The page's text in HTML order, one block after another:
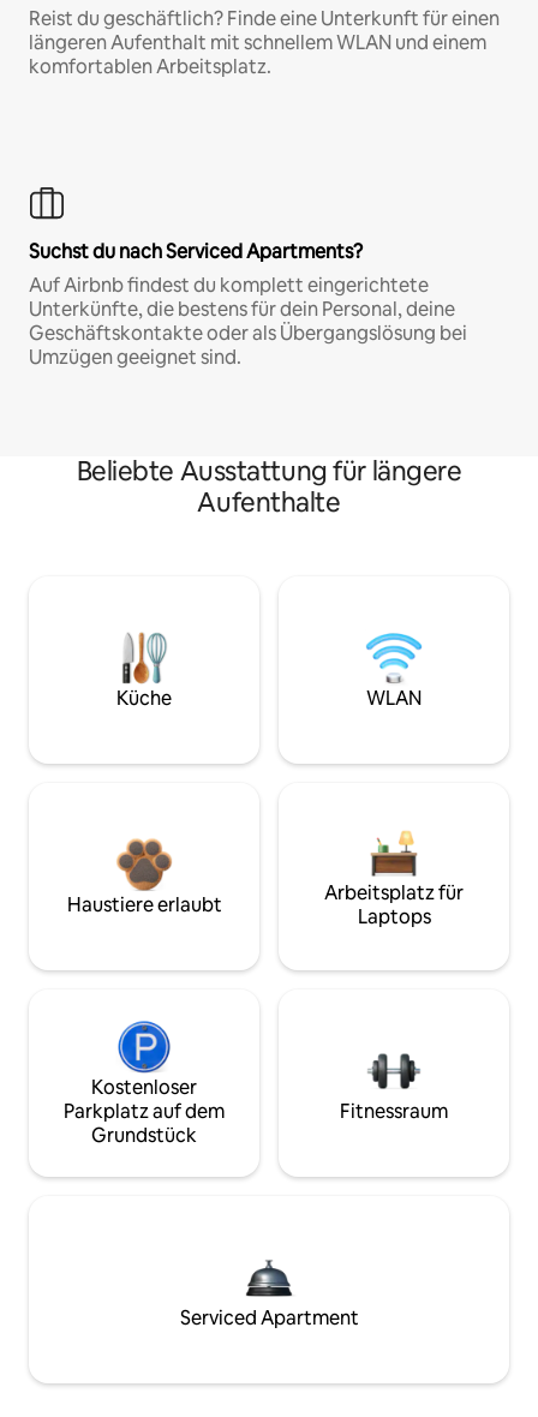
Reist du geschäftlich? Finde eine Unterkunft für einen
längeren Aufenthalt mit schnellem WLAN und einem
komfortablen Arbeitsplatz.
Suchst du nach Serviced Apartments?
Auf Airbnb findest du komplett eingerichtete
Unterkünfte, die bestens für dein Personal, deine
Geschäftskontakte oder als Übergangslösung bei
Umzügen geeignet sind.
Beliebte Ausstattung für längere
Aufenthalte
Küche WLAN
Haustiere erlaubt
Arbeitsplatz für
Laptops
Kostenloser
Parkplatz auf dem
Grundstück
Fitnessraum
Serviced Apartment